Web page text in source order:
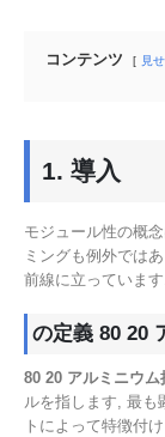
コンテンツ 見
1. 導入
モジュール性の概
ミングも例外では
前線に立っています.
の定義 80 20
80 20 アルミニウム
ルを指します, 最も
トによって特徴付